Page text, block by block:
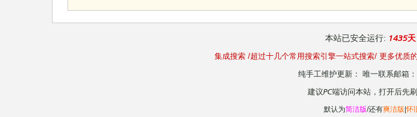
本站已安全运行: 1435
集成搜索 /超过十几个常用搜索引擎一站式搜索/ 更多优质
纯手工维护更新： 唯一联系邮箱
建议PC端访问本站，打开后先
默认为简洁版/还有爽洁版|怀